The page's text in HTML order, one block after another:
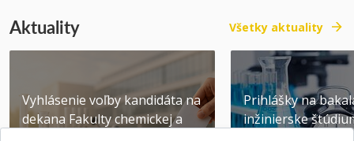
Aktuality Všetky aktuality
Vyhlásenie voľby kandidáta na
dekana Fakulty chemickej a
Prihlášky na
inžinierske